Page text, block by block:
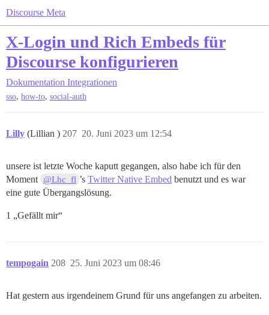
Discourse Meta
X-Login und Rich Embeds für
Discourse konfigurieren
Dokumentation Integrationen
sso, how-to, social-auth
Lilly (Lillian ) 20. Juni 2023 um 12:54
207
unsere ist letzte Woche kaputt gegangen, also habe ich für den
Moment @Lhc_fl ’sTwitter Native Embed benutzt und es war
eine gute Übergangslösung.
1 „Gefällt mir“
tempogain 25. Juni 2023 um 08:46
208
Hat gestern aus irgendeinem Grund für uns angefangen zu arbeiten.